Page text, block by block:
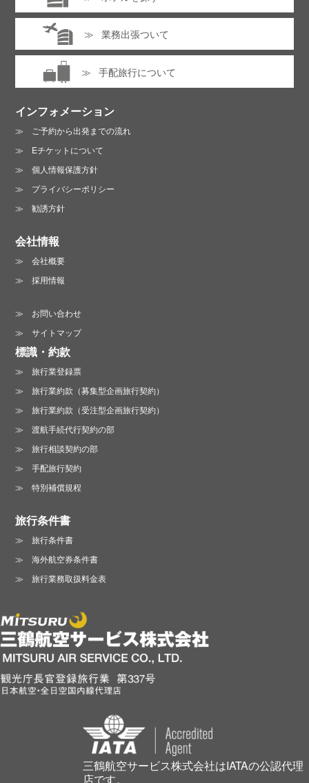
業務出張ついて
手配旅行について
インフォメーション
ご予約から出発までの流れ
Eチケットについて
個人情報保護方針
プライバシーポリシー
勧誘方針
会社情報
会社概要
採用情報
お問い合わせ
サイトマップ
標識・約款
旅行業登録票
旅行業約款（募集型企画旅行契約）
旅行業約款（受注型企画旅行契約）
渡航手続代行契約の部
旅行相談契約の部
手配旅行契約
特別補償規程
旅行条件書
旅行条件書
海外航空券条件書
旅行業務取扱料金表
三鶴航空サービス株式会社はIATAの公認代理
店です。